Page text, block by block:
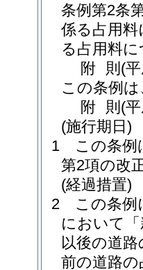
条例第2条
係る占用
る占用料
附 則 (
この条例
附 則 (
(施行期日)
1
この条例
第2項の改
(経過措置)
2
この条例
において
以後の道
前の道路